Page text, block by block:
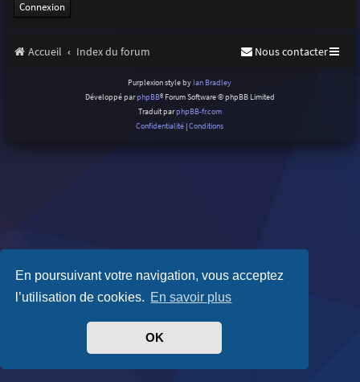
En poursuivant votre navigation, vous acceptez
l’utilisation de cookies. En savoir plus
OK
Accueil Index du forum Nous contacter
Purplexion style by Ian Bradley
Développé parphpBB® Forum Software © phpBB Limited
Traduit parphpBB-fr.com
Confidentialité |Conditions